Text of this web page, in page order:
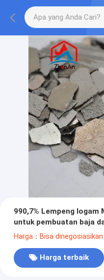
990,7% Lempeng
untuk pembuatan baja
Harga：Bisa dinegosiasikan
Harga terbaik